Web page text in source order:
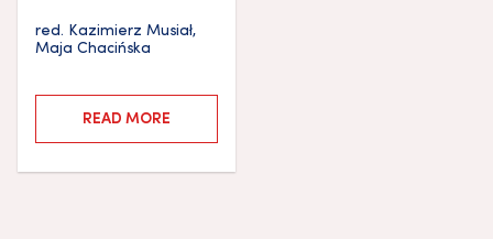
red. Kazimierz Musiał,
Maja Chacińska
READ MORE